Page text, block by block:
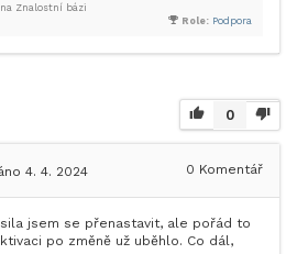
Role: Podpora
na Znalostní bázi
0
4. 4. 2024 0 Komentář
jsem se přenastavit, ale pořád to
po změně už uběhlo. Co dál,